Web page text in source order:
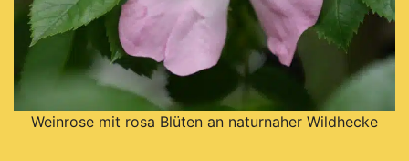
Weinrose mit rosa Blüten an naturnaher Wildhecke